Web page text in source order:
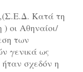
Κατά τη
οι Αθηναίοι/
των
γενικά ως
σχεδόν η